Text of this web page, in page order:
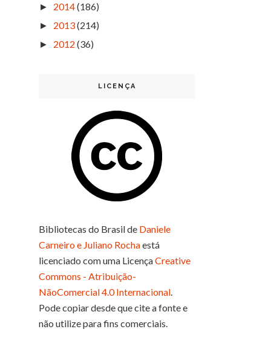
► 2014(186)
► 2013(214)
► 2012 (36)
LICENÇA
Bibliotecas do Brasilde Daniele
Carneiro e Juliano Rochaestá
licenciado com uma LicençaCreative
Commons - Atribuição-
NãoComercial 4.0 Internacional.
Pode copiar desde que cite a fonte e
não utilize para fins comerciais.